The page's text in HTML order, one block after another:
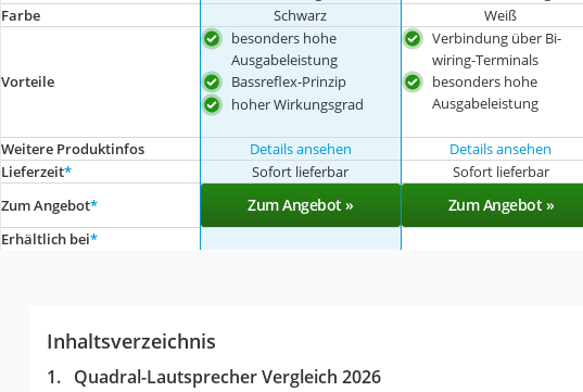
Farbe
Schwarz Weiß
Vorteile
besonders hohe
Ausgabeleistung
Bassreflex-Prinzip
hoher Wirkungsgrad
Verbindung über Bi-
wiring-Terminals
besonders hohe
Ausgabeleistung
Weitere Produktinfos Details ansehen Details ansehen
Lieferzeit* Sofort lieferbar Sofort lieferbar
Zum Angebot* Zum Angebot » Zum Angebot »
Erhältlich bei*
Inhaltsverzeichnis
Quadral-Lautsprecher Vergleich 2026